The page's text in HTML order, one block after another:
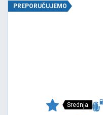
PREPORUČUJEMO
Srednja